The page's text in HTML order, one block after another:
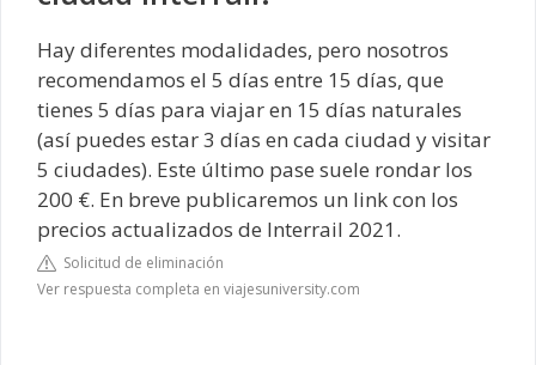
Hay diferentes modalidades, pero nosotros
recomendamos el 5 días entre 15 días, que
tienes 5 días para viajar en 15 días naturales
(así puedes estar 3 días en cada ciudad y visitar
5 ciudades). Este último pase suele rondar los
200 €. En breve publicaremos un link con los
precios actualizados de Interrail 2021.
Solicitud de eliminación
Ver respuesta completa en viajesuniversity.com